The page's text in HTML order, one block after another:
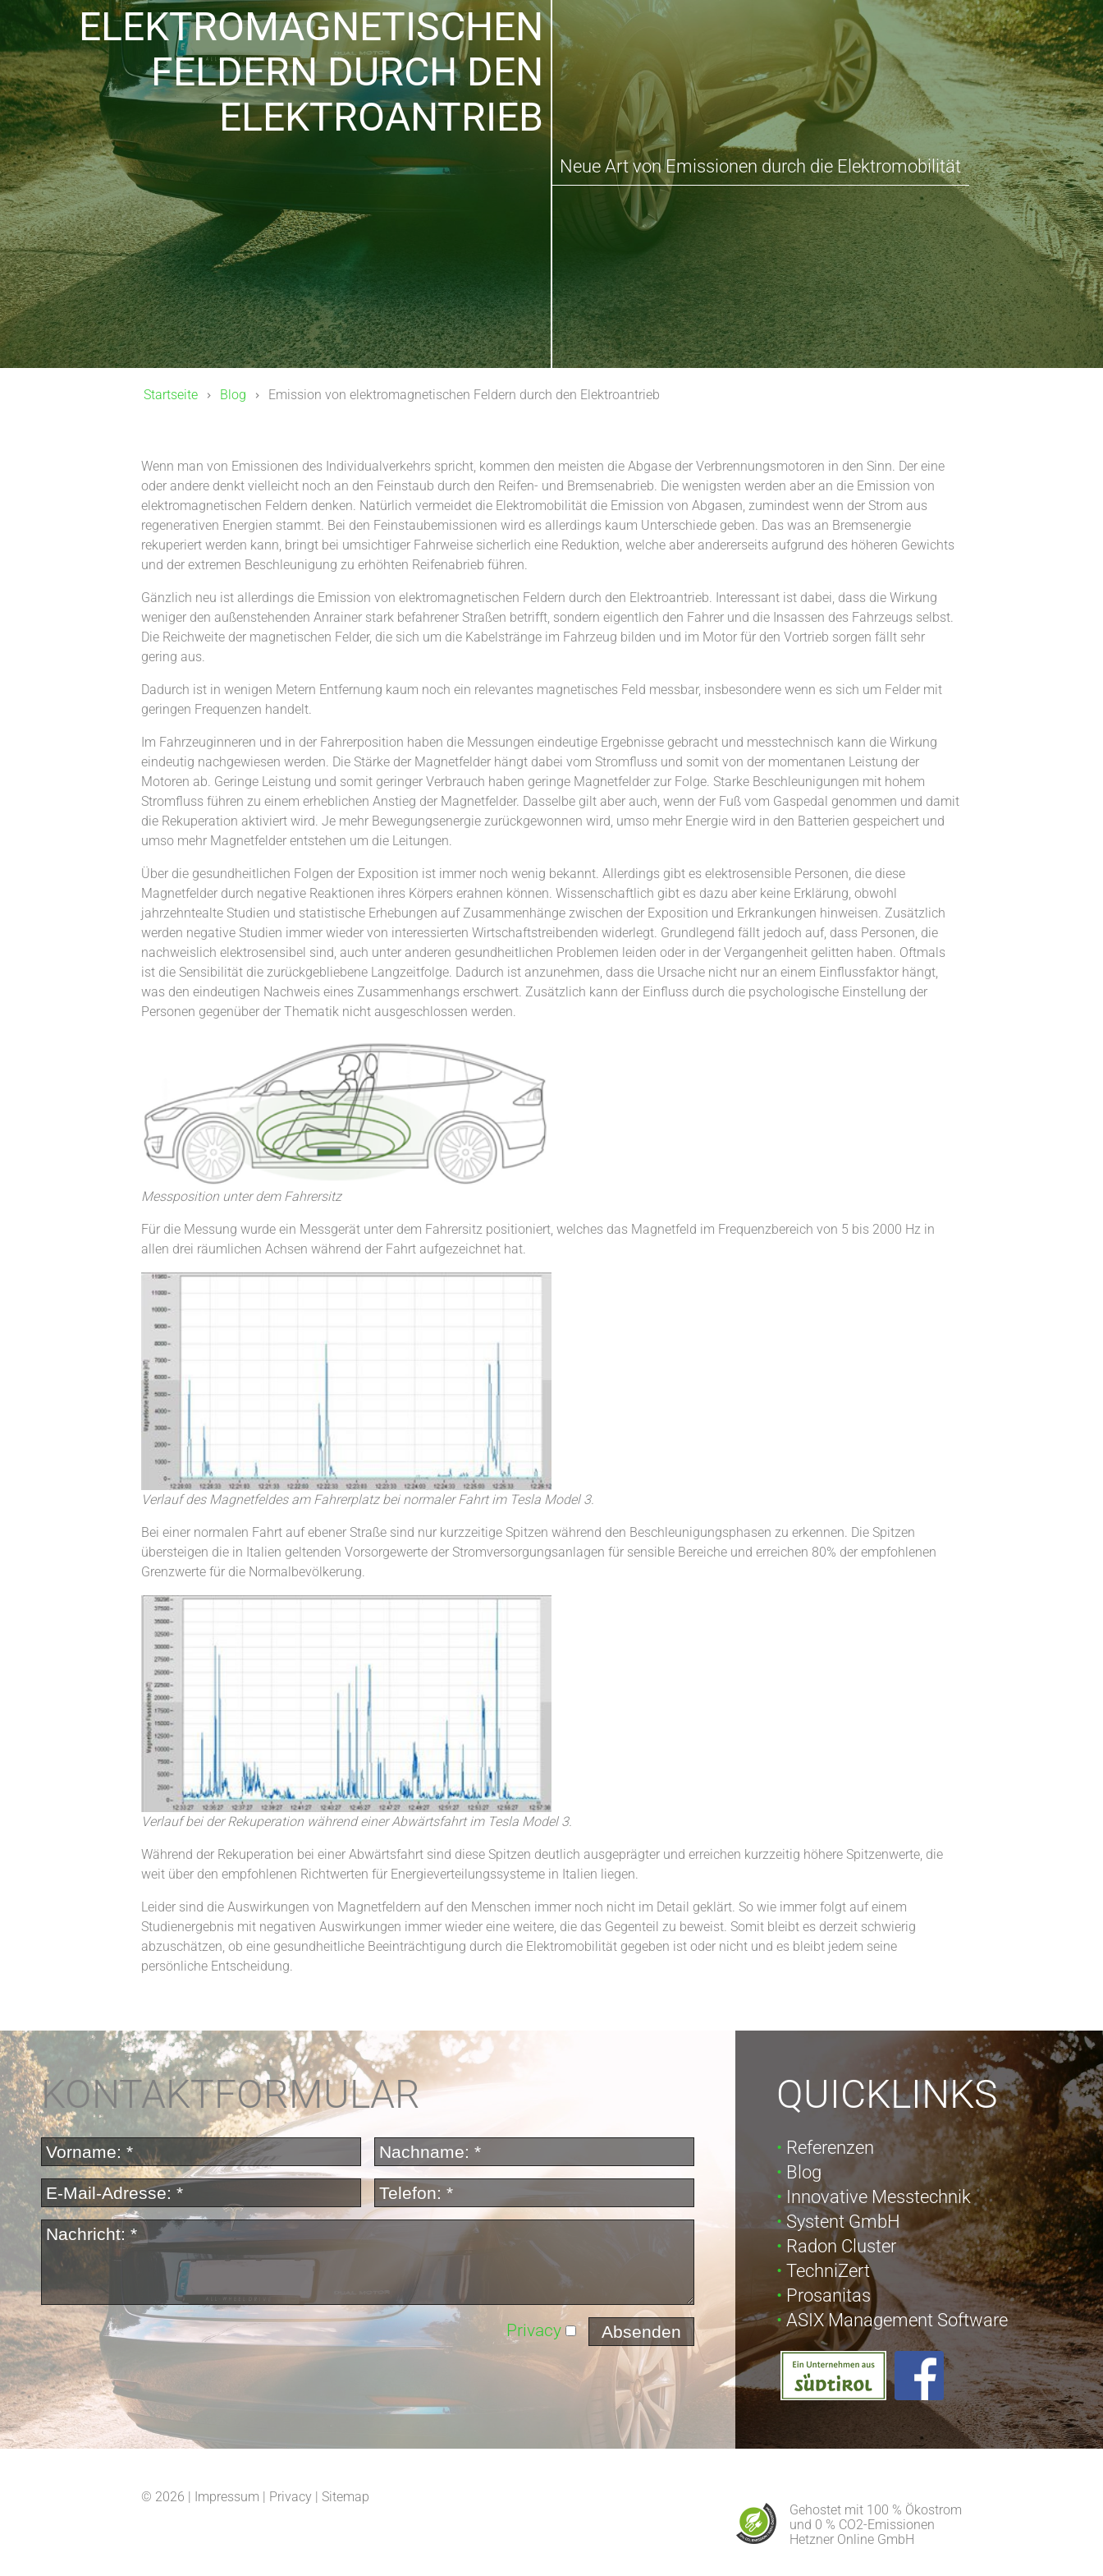
ELEKTROMAGNETISCHEN
FELDERN DURCH DEN
ELEKTROANTRIEB
Neue Art von Emissionen durch die Elektromobilität
Startseite Blog Emission von elektromagnetischen Feldern durch den Elektroantrieb
Wenn man von Emissionen des Individualverkehrs spricht, kommen den meisten die Abgase der Verbrennungsmotoren in den Sinn. Der eine
oder andere denkt vielleicht noch an den Feinstaub durch den Reifen- und Bremsenabrieb. Die wenigsten werden aber an die Emission von
elektromagnetischen Feldern denken. Natürlich vermeidet die Elektromobilität die Emission von Abgasen, zumindest wenn der Strom aus
regenerativen Energien stammt. Bei den Feinstaubemissionen wird es allerdings kaum Unterschiede geben. Das was an Bremsenergie
rekuperiert werden kann, bringt bei umsichtiger Fahrweise sicherlich eine Reduktion, welche aber andererseits aufgrund des höheren Gewichts
und der extremen Beschleunigung zu erhöhten Reifenabrieb führen.
Gänzlich neu ist allerdings die Emission von elektromagnetischen Feldern durch den Elektroantrieb. Interessant ist dabei, dass die Wirkung
weniger den außenstehenden Anrainer stark befahrener Straßen betrifft, sondern eigentlich den Fahrer und die Insassen des Fahrzeugs selbst.
Die Reichweite der magnetischen Felder, die sich um die Kabelstränge im Fahrzeug bilden und im Motor für den Vortrieb sorgen fällt sehr
gering aus.
Dadurch ist in wenigen Metern Entfernung kaum noch ein relevantes magnetisches Feld messbar, insbesondere wenn es sich um Felder mit
geringen Frequenzen handelt.
Im Fahrzeuginneren und in der Fahrerposition haben die Messungen eindeutige Ergebnisse gebracht und messtechnisch kann die Wirkung
eindeutig nachgewiesen werden. Die Stärke der Magnetfelder hängt dabei vom Stromfluss und somit von der momentanen Leistung der
Motoren ab. Geringe Leistung und somit geringer Verbrauch haben geringe Magnetfelder zur Folge. Starke Beschleunigungen mit hohem
Stromfluss führen zu einem erheblichen Anstieg der Magnetfelder. Dasselbe gilt aber auch, wenn der Fuß vom Gaspedal genommen und damit
die Rekuperation aktiviert wird. Je mehr Bewegungsenergie zurückgewonnen wird, umso mehr Energie wird in den Batterien gespeichert und
umso mehr Magnetfelder entstehen um die Leitungen.
Über die gesundheitlichen Folgen der Exposition ist immer noch wenig bekannt. Allerdings gibt es elektrosensible Personen, die diese
Magnetfelder durch negative Reaktionen ihres Körpers erahnen können. Wissenschaftlich gibt es dazu aber keine Erklärung, obwohl
jahrzehntealte Studien und statistische Erhebungen auf Zusammenhänge zwischen der Exposition und Erkrankungen hinweisen. Zusätzlich
werden negative Studien immer wieder von interessierten Wirtschaftstreibenden widerlegt. Grundlegend fällt jedoch auf, dass Personen, die
nachweislich elektrosensibel sind, auch unter anderen gesundheitlichen Problemen leiden oder in der Vergangenheit gelitten haben. Oftmals
ist die Sensibilität die zurückgebliebene Langzeitfolge. Dadurch ist anzunehmen, dass die Ursache nicht nur an einem Einflussfaktor hängt,
was den eindeutigen Nachweis eines Zusammenhangs erschwert. Zusätzlich kann der Einfluss durch die psychologische Einstellung der
Personen gegenüber der Thematik nicht ausgeschlossen werden.
Messposition unter dem Fahrersitz
Für die Messung wurde ein Messgerät unter dem Fahrersitz positioniert, welches das Magnetfeld im Frequenzbereich von 5 bis 2000 Hz in
allen drei räumlichen Achsen während der Fahrt aufgezeichnet hat.
Verlauf des Magnetfeldes am Fahrerplatz bei normaler Fahrt im Tesla Model 3.
Bei einer normalen Fahrt auf ebener Straße sind nur kurzzeitige Spitzen während den Beschleunigungsphasen zu erkennen. Die Spitzen
übersteigen die in Italien geltenden Vorsorgewerte der Stromversorgungsanlagen für sensible Bereiche und erreichen 80% der empfohlenen
Grenzwerte für die Normalbevölkerung.
Verlauf bei der Rekuperation während einer Abwärtsfahrt im Tesla Model 3.
Während der Rekuperation bei einer Abwärtsfahrt sind diese Spitzen deutlich ausgeprägter und erreichen kurzzeitig höhere Spitzenwerte, die
weit über den empfohlenen Richtwerten für Energieverteilungssysteme in Italien liegen.
Leider sind die Auswirkungen von Magnetfeldern auf den Menschen immer noch nicht im Detail geklärt. So wie immer folgt auf einem
Studienergebnis mit negativen Auswirkungen immer wieder eine weitere, die das Gegenteil zu beweist. Somit bleibt es derzeit schwierig
abzuschätzen, ob eine gesundheitliche Beeinträchtigung durch die Elektromobilität gegeben ist oder nicht und es bleibt jedem seine
persönliche Entscheidung.
KONTAKTFORMULAR
Privacy
QUICKLINKS
Referenzen
Blog
Innovative Messtechnik
Systent GmbH
Radon Cluster
TechniZert
Prosanitas
ASIX Management Software
© 2026 | Impressum | Privacy | Sitemap
Gehostet mit 100 % Ökostrom
und 0 % CO2-Emissionen
Hetzner Online GmbH